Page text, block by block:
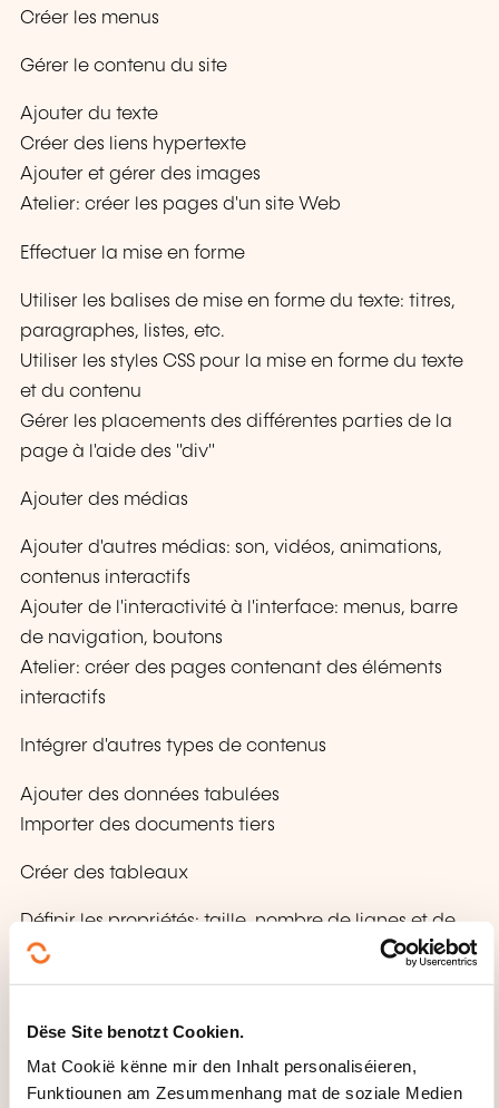
Dëse Site benotzt Cookien.
Mat Cookië kënne mir den Inhalt personaliséieren,
Funktiounen am Zesummenhang mat de soziale Medien
Créer les menus
Gérer le contenu du site
Ajouter du texte
Créer des liens hypertexte
Ajouter et gérer des images
Atelier: créer les pages d'un site Web
Effectuer la mise en forme
Utiliser les balises de mise en forme du texte: titres,
paragraphes, listes, etc.
Utiliser les styles CSS pour la mise en forme du texte
et du contenu
Gérer les placements des différentes parties de la
page à l'aide des "div"
Ajouter des médias
Ajouter d'autres médias: son, vidéos, animations,
contenus interactifs
Ajouter de l'interactivité à l'interface: menus, barre
de navigation, boutons
Atelier: créer des pages contenant des éléments
interactifs
Intégrer d'autres types de contenus
Ajouter des données tabulées
Importer des documents tiers
Créer des tableaux
Définir les propriétés: taille, nombre de lignes et de
colonnes, bordures, marges, etc.
Gérer la mise en forme
Construire et traiter des formulaires